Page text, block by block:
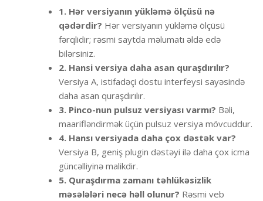
1. Hər versiyanın yükləmə ölçüsü nə
qədərdir? Hər versiyanın yükləmə ölçüsü
fərqlidir; rəsmi saytda məlumatı əldə edə
bilərsiniz.
2. Hansi versiya daha asan quraşdırılır?
Versiya A, istifadəçi dostu interfeysi sayəsində
daha asan quraşdırılır.
3. Pinco-nun pulsuz versiyası varmı? Bəli,
maarifləndirmək üçün pulsuz versiya mövcuddur.
4. Hansı versiyada daha çox dəstək var?
Versiya B, geniş plugin dəstəyi ilə daha çox icma
güncəlliyinə malikdir.
5. Quraşdırma zamanı təhlükəsizlik
məsələləri necə həll olunur? Rəsmi veb